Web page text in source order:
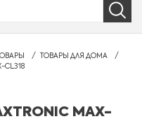
ТОВАРЫ ДЛЯ ДОМА
МАХ-